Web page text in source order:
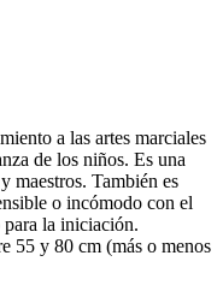
a las artes marciales
de los niños. Es una
maestros. También es
o incómodo con el
para la iniciación.
55 y 80 cm (más o menos